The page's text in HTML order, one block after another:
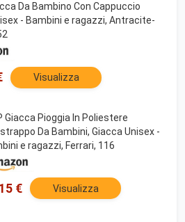
Da Bambino Con Cappuccio
- Bambini e ragazzi, Antracite-
Visualizza
Giacca Pioggia In Poliestere
Da Bambini, Giacca Unisex -
e ragazzi, Ferrari, 116
€ Visualizza